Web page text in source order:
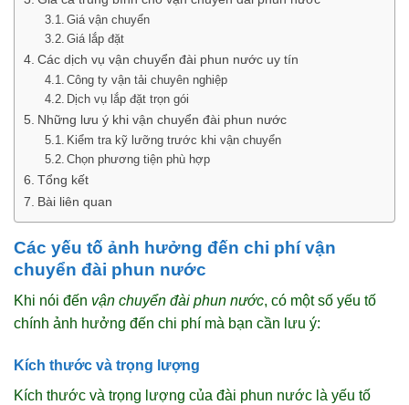
Giá vận chuyển
Giá lắp đặt
Các dịch vụ vận chuyển đài phun nước uy tín
Công ty vận tải chuyên nghiệp
Dịch vụ lắp đặt trọn gói
Những lưu ý khi vận chuyển đài phun nước
Kiểm tra kỹ lưỡng trước khi vận chuyển
Chọn phương tiện phù hợp
Tổng kết
Bài liên quan
Các yếu tố ảnh hưởng đến chi phí vận
chuyển đài phun nước
Khi nói đến vận chuyển đài phun nước, có một số yếu tố
chính ảnh hưởng đến chi phí mà bạn cần lưu ý:
Kích thước và trọng lượng
Kích thước và trọng lượng của đài phun nước là yếu tố